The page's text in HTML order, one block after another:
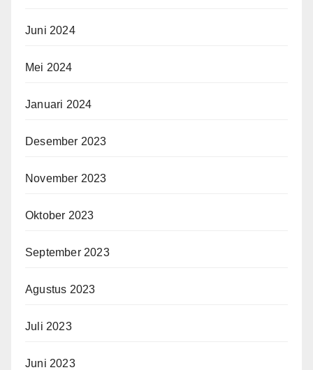
Juni 2024
Mei 2024
Januari 2024
Desember 2023
November 2023
Oktober 2023
September 2023
Agustus 2023
Juli 2023
Juni 2023